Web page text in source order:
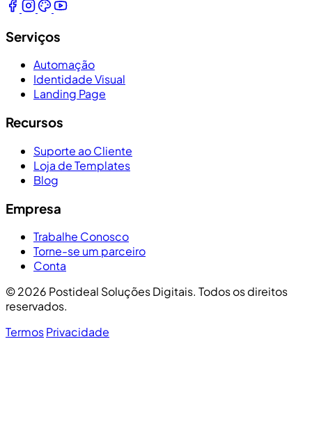
Serviços
Automação
Identidade Visual
Landing Page
Recursos
Suporte ao Cliente
Loja de Templates
Blog
Empresa
Trabalhe Conosco
Torne-se um parceiro
Conta
© 2026 Postideal Soluções Digitais. Todos os direitos
reservados.
TermosPrivacidade